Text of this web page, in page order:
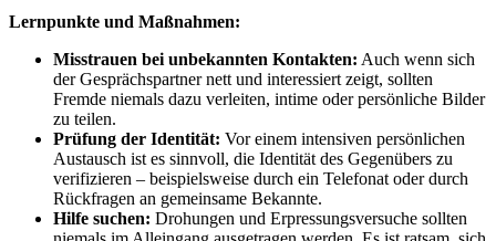
Lernpunkte und Maßnahmen:
Misstrauen bei unbekannten Kontakten: Auch wenn sich
der Gesprächspartner nett und interessiert zeigt, sollten
Fremde niemals dazu verleiten, intime oder persönliche Bilder
zu teilen.
Prüfung der Identität: Vor einem intensiven persönlichen
Austausch ist es sinnvoll, die Identität des Gegenübers zu
verifizieren – beispielsweise durch ein Telefonat oder durch
Rückfragen an gemeinsame Bekannte.
Hilfe suchen: Drohungen und Erpressungsversuche sollten